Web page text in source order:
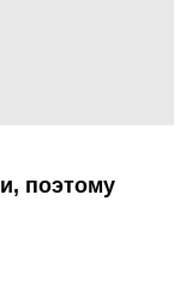
поэтому